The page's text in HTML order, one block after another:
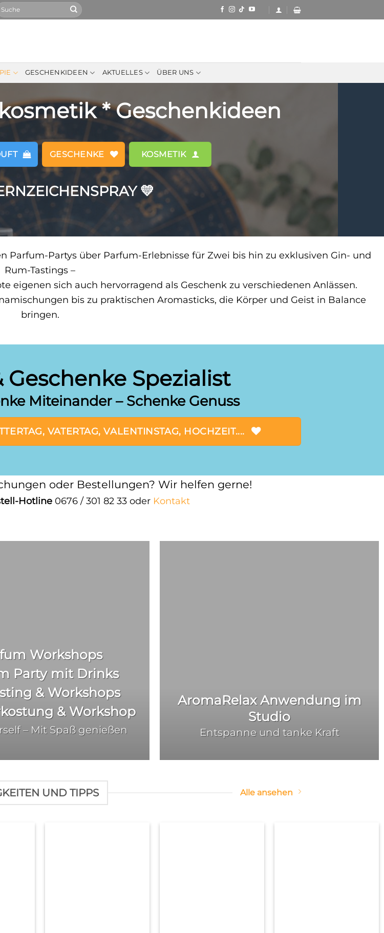
GESCHENKIDEEN AKTUELLES ÜBER UNS
* Geschenkideen
GESCHENKE KOSMETIK
💛
Parfum-Partys über Parfum-Erlebnisse für Zwei bis hin zu exklusiven Gin- und
Rum-Tastings –
eigenen sich auch hervorragend als Geschenk zu verschiedenen Anlässen.
bis zu praktischen Aromasticks, die Körper und Geist in Balance
bringen.
Geschenke Spezialist
Miteinander – Schenke Genuss
VATERTAG, VALENTINSTAG, HOCHZEIT....
oder Bestellungen? Wir helfen gerne!
Hotline 0676 / 301 82 33 oder Kontakt
Workshops
Party mit Drinks
& Workshops
& Workshop
–Mit Spaß genießen
AromaRelax Anwendung im
Studio
Entspanne und tanke Kraft
UND TIPPS Alle ansehen